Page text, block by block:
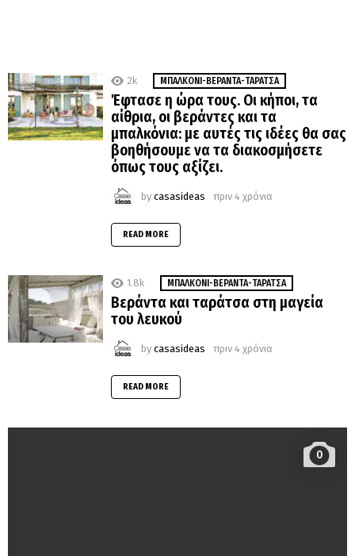
2k MΠΑΛΚΌΝΙ-ΒΕΡΆΝΤΑ-ΤΑΡΆΤΣΑ
Έφτασε η ώρα τους. Οι κήποι, τα
αίθρια, οι βεράντες και τα
μπαλκόνια: με αυτές τις ιδέες θα σας
βοηθήσουμε να τα διακοσμήσετε
όπως τους αξίζει.
by casasideas πριν 4 χρόνια
READ MORE
1.8k MΠΑΛΚΌΝΙ-ΒΕΡΆΝΤΑ-ΤΑΡΆΤΣΑ
Βεράντα και ταράτσα στη μαγεία
του λευκού
by casasideas πριν 4 χρόνια
READ MORE
0